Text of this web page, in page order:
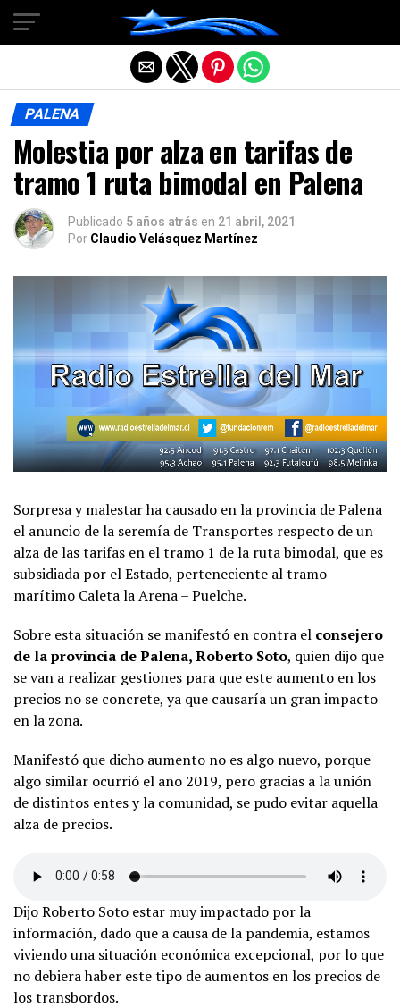
PALENA
Molestia por alza en tarifas de
tramo 1 ruta bimodal en Palena
Publicado 5 años atrás en 21 abril, 2021
Por Claudio Velásquez Martínez
Sorpresa y malestar ha causado en la provincia de Palena
el anuncio de la seremía de Transportes respecto de un
alza de las tarifas en el tramo 1 de la ruta bimodal, que es
subsidiada por el Estado, perteneciente al tramo
marítimo Caleta la Arena – Puelche.
Sobre esta situación se manifestó en contra el consejero
de la provincia de Palena, Roberto Soto, quien dijo que
se van a realizar gestiones para que este aumento en los
precios no se concrete, ya que causaría un gran impacto
en la zona.
Manifestó que dicho aumento no es algo nuevo, porque
algo similar ocurrió el año 2019, pero gracias a la unión
de distintos entes y la comunidad, se pudo evitar aquella
alza de precios.
Dijo Roberto Soto estar muy impactado por la
información, dado que a causa de la pandemia, estamos
viviendo una situación económica excepcional, por lo que
no debiera haber este tipo de aumentos en los precios de
los transbordos.
Salir de la versión móvil